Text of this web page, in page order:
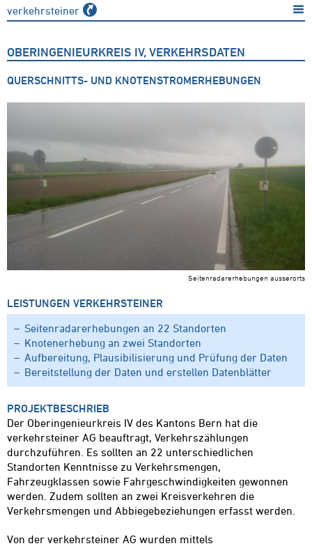
verkehrsteiner
OBERINGENIEURKREIS IV, VERKEHRSDATEN
QUERSCHNITTS- UND KNOTENSTROMERHEBUNGEN
Seitenradarerhebungen ausserorts
LEISTUNGEN VERKEHRSTEINER
Seitenradarerhebungen an 22 Standorten
Knotenerhebung an zwei Standorten
Aufbereitung, Plausibilisierung und Prüfung der Daten
Bereitstellung der Daten und erstellen Datenblätter
PROJEKTBESCHRIEB
Der Oberingenieurkreis IV des Kantons Bern hat die
verkehrsteiner AG beauftragt, Verkehrszählungen
durchzuführen. Es sollten an 22 unterschiedlichen
Standorten Kenntnisse zu Verkehrsmengen,
Fahrzeugklassen sowie Fahrgeschwindigkeiten gewonnen
werden. Zudem sollten an zwei Kreisverkehren die
Verkehrsmengen und Abbiegebeziehungen erfasst werden.
Von der verkehrsteiner AG wurden mittels